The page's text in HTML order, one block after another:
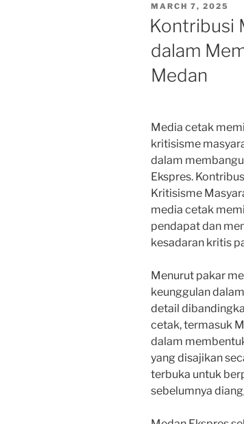
POSTED
ON
MARCH 7, 2025
Kontribusi
dalam
Medan
Media cetak
kritisisme
dalam
Ekspres.
Kritisisme
media cetak
pendapat dan
kesadaran kritis
Menurut pakar
keunggulan
detail
cetak, termasuk
dalam
yang disajikan
terbuka untuk
sebelumnya